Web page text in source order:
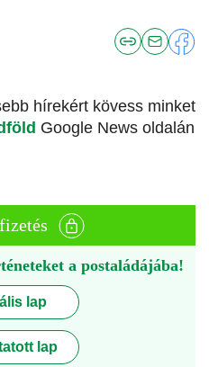
hírekért kövess minket
Google News oldalán
a postaládájába!
lap
lap